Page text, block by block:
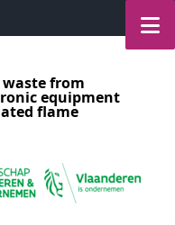
waste from
equipment
flame